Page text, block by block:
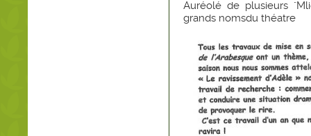
Auréolé de plusieurs
grands nomsdu théatre